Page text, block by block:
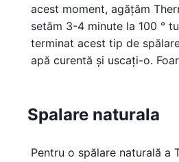
acest moment, agățăm
setăm 3-4 minute la 100 °
terminat acest tip de
apă curentă și uscați-o.
Spalare naturala
Pentru o spălare naturală a